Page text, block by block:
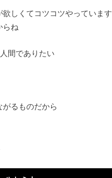
しくてコツコツやっています
らね
間でありたい
るものだから